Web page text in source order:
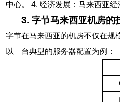
中心。 4. 经济发展：马来西亚
3. 字节马来西亚机房的
字节在马来西亚的机房不仅在规
以一台典型的服务器配置为例：